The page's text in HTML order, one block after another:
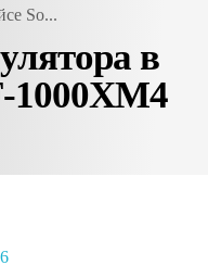
So...
в
1000XM4